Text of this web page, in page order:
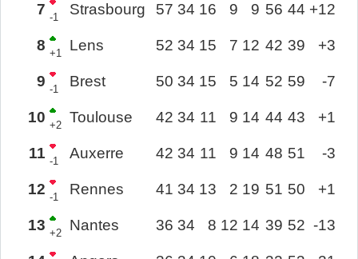
7 -1 Strasbourg 57 34 16 9 9 56 44 +12
8 +1 Lens 52 34 15 7 12 42 39 +3
9 -1 Brest 50 34 15 5 14 52 59 -7
10 +2 Toulouse 42 34 11 9 14 44 43 +1
11 -1 Auxerre 42 34 11 9 14 48 51 -3
12 -1 Rennes 41 34 13 2 19 51 50 +1
13 +2 Nantes 36 34 8 12 14 39 52 -13